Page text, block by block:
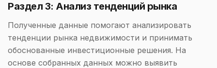
Раздел 3: Анализ тенденций рынка
Полученные данные помогают анализировать
тенденции рынка недвижимости и принимать
обоснованные инвестиционные решения. На
основе собранных данных можно выявить